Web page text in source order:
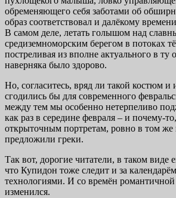
обременяющего себя заботами об
образ соответствовал и далёкому
В самом деле, летать голышом над
средиземноморским берегом в потоках
постреливая из вполне актуального в ту
наверняка было здорово.
Но, согласитесь, вряд ли такой костюм и
сгодились бы для современного
между тем мы особенно нетерпеливо
как раз в середине февраля – и почему-
открыточным портретам, ровно в том же
предложили греки.
Так вот, дорогие читатели, в таком виде
что Купидон тоже следит и за
технологиями. И со времён романтичной
изменился.